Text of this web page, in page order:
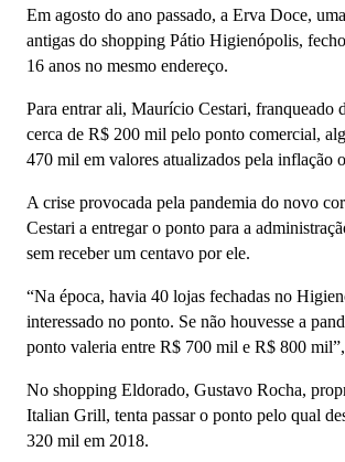
Em agosto do ano passado, a Erva Doce,
antigas do shopping Pátio Higienópolis,
16 anos no mesmo endereço.
Para entrar ali, Maurício Cestari, franqueado
cerca de R$ 200 mil pelo ponto comercial,
470 mil em valores atualizados pela inflação
A crise provocada pela pandemia do novo
Cestari a entregar o ponto para a
sem receber um centavo por ele.
“Na época, havia 40 lojas fechadas no
interessado no ponto. Se não houvesse a
ponto valeria entre R$ 700 mil e R$ 800
No shopping Eldorado, Gustavo Rocha,
Italian Grill, tenta passar o ponto pelo qual
320 mil em 2018.